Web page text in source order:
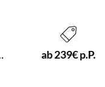
ab 239€ p.P.